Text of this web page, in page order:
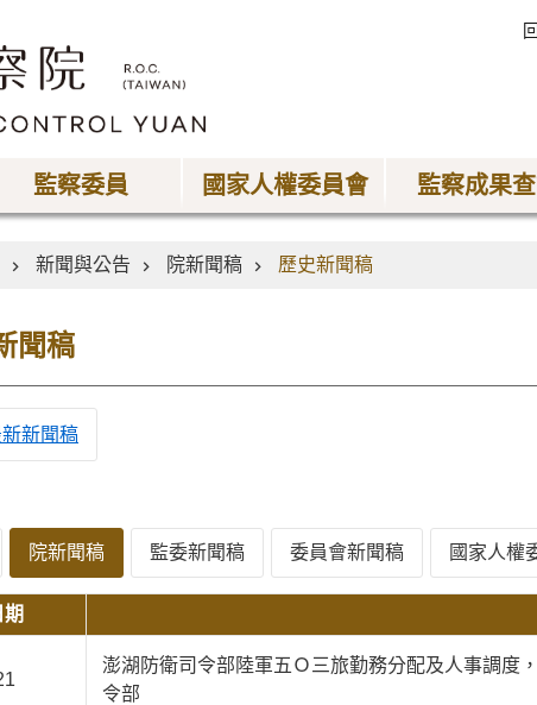
監察委員 國家人權委員會 監察成果
新聞與公告 院新聞稿 歷史新聞稿
聞稿
新聞稿
院新聞稿 監委新聞稿 委員會新聞稿 國家人權
期
澎湖防衛司令部陸軍五Ｏ三旅勤務分配及人事調度
令部